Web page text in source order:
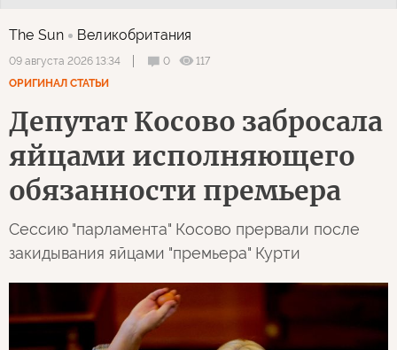
The Sun Великобритания
09 августа 2026 13:34 0
117
ОРИГИНАЛ СТАТЬИ
Депутат Косово забросала
яйцами исполняющего
обязанности премьера
Сессию "парламента" Косово прервали после
закидывания яйцами "премьера" Курти